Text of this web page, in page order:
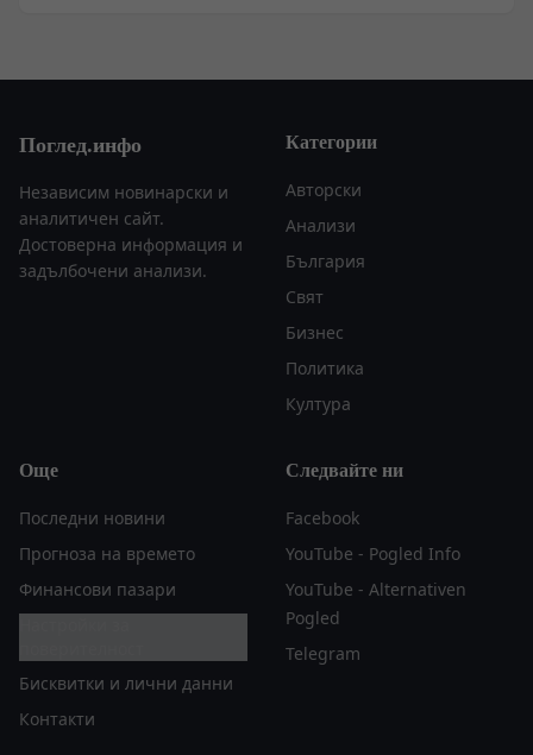
Поглед.инфо
Независим новинарски и
аналитичен сайт.
Достоверна информация и
задълбочени анализи.
Категории
Авторски
Анализи
България
Свят
Бизнес
Политика
Култура
Още
Последни новини
Прогноза на времето
Финансови пазари
Бисквитки и лични данни
Контакти
Следвайте ни
Facebook
YouTube - Pogled Info
YouTube - Alternativen
Pogled
Telegram